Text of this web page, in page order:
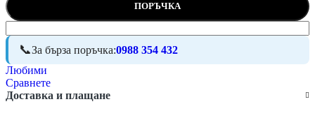
ПОРЪЧКА
За бърза поръчка:0988 354 432
Любими
Сравнете
Доставка и плащане